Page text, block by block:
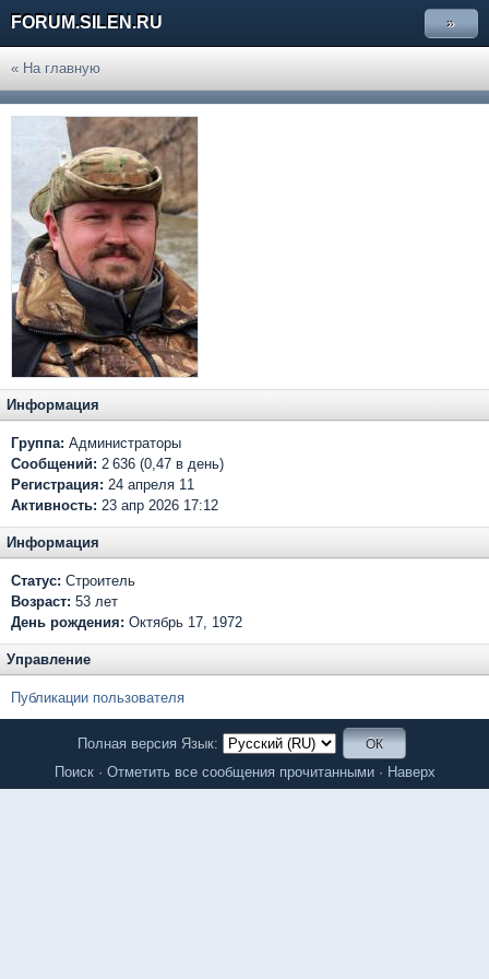
FORUM.SILEN.RU »
« На главную
Информация
Группа: Администраторы
Сообщений: 2 636 (0,47 в день)
Регистрация: 24 апреля 11
Активность: 23 апр 2026 17:12
Информация
Статус: Строитель
Возраст: 53 лет
День рождения: Октябрь 17, 1972
Управление
Публикации пользователя
Полная версия Язык:
Поиск· Отметить все сообщения прочитанными· Наверх